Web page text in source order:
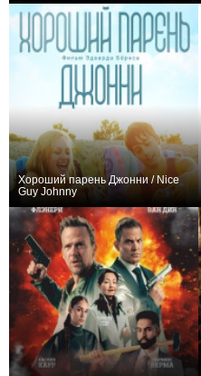
Хороший парень Джонни / Nice
Guy Johnny